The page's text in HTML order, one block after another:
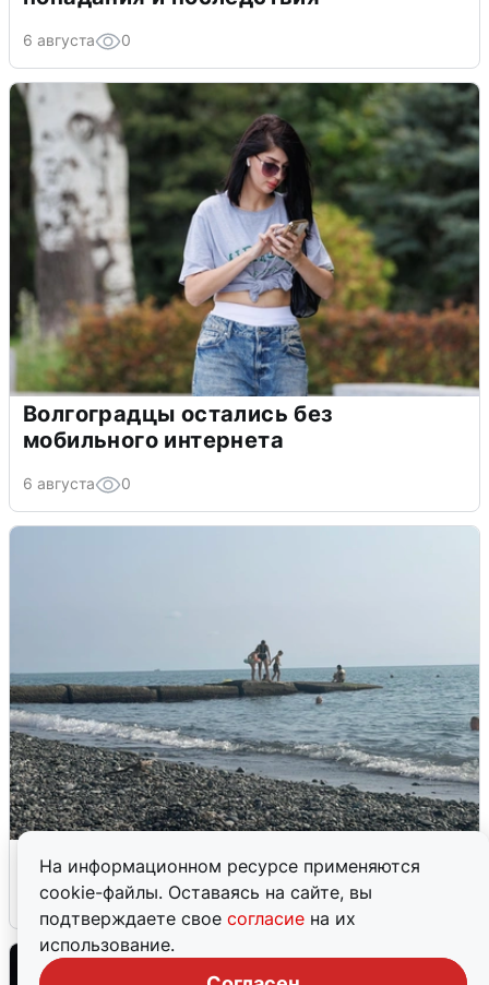
На информационном ресурсе применяются
cookie-файлы. Оставаясь на сайте, вы
подтверждаете свое согласие на их
использование.
6 августа 0
Волгоградцы остались без
мобильного интернета
6 августа 0
Сирены в Сочи: новая угроза БПЛА
6 августа 0